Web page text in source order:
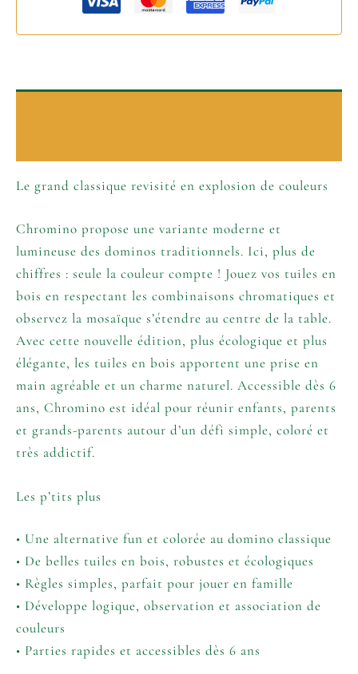
Le grand classique revisité en explosion de couleurs
Chromino propose une variante moderne et
lumineuse des dominos traditionnels. Ici, plus de
chiffres : seule la couleur compte ! Jouez vos tuiles en
bois en respectant les combinaisons chromatiques et
observez la mosaïque s’étendre au centre de la table.
Avec cette nouvelle édition, plus écologique et plus
élégante, les tuiles en bois apportent une prise en
main agréable et un charme naturel. Accessible dès 6
ans, Chromino est idéal pour réunir enfants, parents
et grands-parents autour d’un défi simple, coloré et
très addictif.
Les p’tits plus
• Une alternative fun et colorée au domino classique
• De belles tuiles en bois, robustes et écologiques
• Règles simples, parfait pour jouer en famille
• Développe logique, observation et association de
couleurs
• Parties rapides et accessibles dès 6 ans